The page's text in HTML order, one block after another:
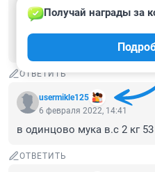
их цыганки раскупят для
а также мигранты для
ОТВЕТИТЬ
usermikle125
Получай награды за
6 февраля 2022, 14:41
в одинцово мука в.с 2 кг
ОТВЕТИТЬ